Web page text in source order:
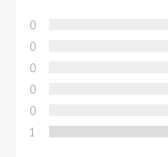
0
0
0
0
0
1